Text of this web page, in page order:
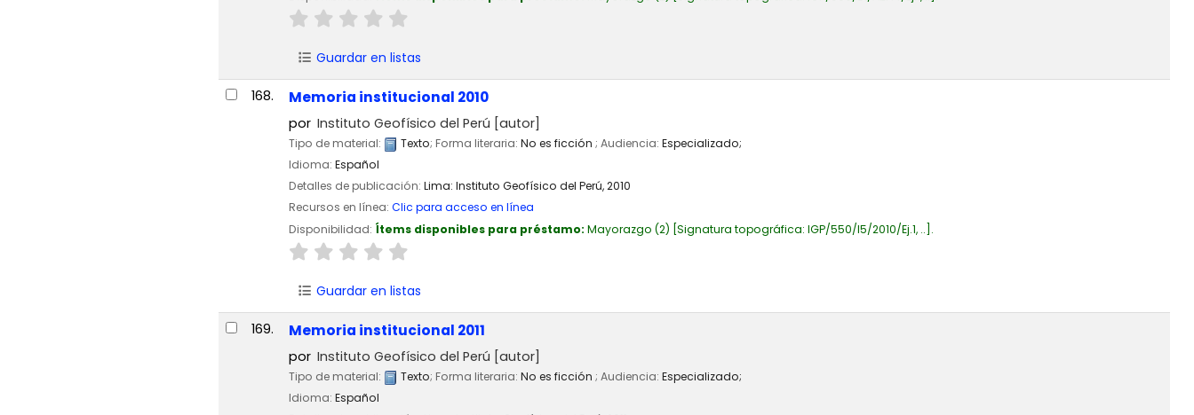
Guardar en listas
168. Memoria institucional 2010
por Instituto Geofísico del Perú [autor]
Tipo de material: Texto; Forma literaria: No es ficción ; Audiencia: Especializado;
Idioma: Español
Detalles de publicación: Lima: Instituto Geofísico del Perú,2010
Recursos en línea: Clic para acceso en línea
Disponibilidad: Ítems disponibles para préstamo: Mayorazgo (2) Signatura topográfica: IGP/550/I5/2010/Ej.1, .. .
Guardar en listas
169. Memoria institucional 2011
por Instituto Geofísico del Perú [autor]
Tipo de material: Texto; Forma literaria: No es ficción ; Audiencia: Especializado;
Idioma: Español